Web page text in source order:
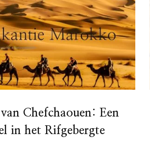
Chefchaouen: Een
in het Rifgebergte